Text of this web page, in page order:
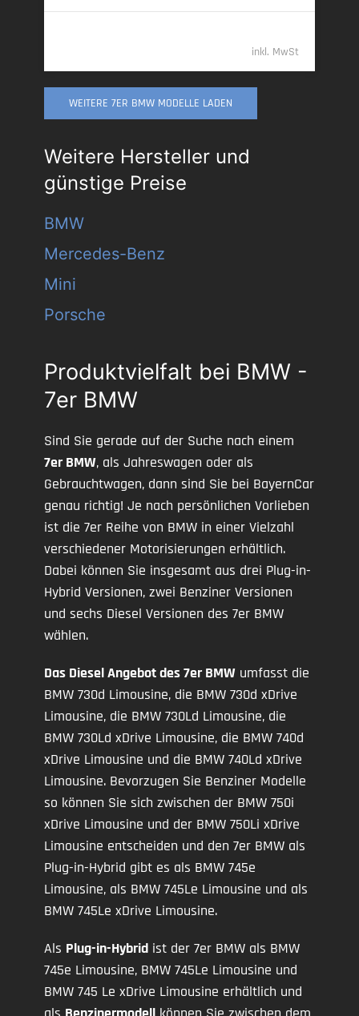
inkl. MwSt
WEITERE 7ER BMW MODELLE LADEN
Weitere Hersteller und
günstige Preise
BMW
Mercedes-Benz
Mini
Porsche
Produktvielfalt bei BMW -
7er BMW
Sind Sie gerade auf der Suche nach einem
7er BMW, als Jahreswagen oder als
Gebrauchtwagen, dann sind Sie bei BayernCar
genau richtig! Je nach persönlichen Vorlieben
ist die 7er Reihe von BMW in einer Vielzahl
verschiedener Motorisierungen erhältlich.
Dabei können Sie insgesamt aus drei Plug-in-
Hybrid Versionen, zwei Benziner Versionen
und sechs Diesel Versionen des 7er BMW
wählen.
Das Diesel Angebot des 7er BMW umfasst die
BMW 730d Limousine, die BMW 730d xDrive
Limousine, die BMW 730Ld Limousine, die
BMW 730Ld xDrive Limousine, die BMW 740d
xDrive Limousine und die BMW 740Ld xDrive
Limousine. Bevorzugen Sie Benziner Modelle
so können Sie sich zwischen der BMW 750i
xDrive Limousine und der BMW 750Li xDrive
Limousine entscheiden und den 7er BMW als
Plug-in-Hybrid gibt es als BMW 745e
Limousine, als BMW 745Le Limousine und als
BMW 745Le xDrive Limousine.
Als Plug-in-Hybrid ist der 7er BMW als BMW
745e Limousine, BMW 745Le Limousine und
BMW 745 Le xDrive Limousine erhältlich und